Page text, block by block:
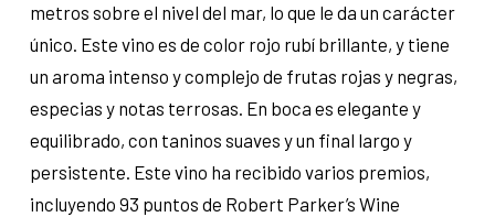
metros sobre el nivel del mar, lo que le da un carácter
único. Este vino es de color rojo rubí brillante, y tiene
un aroma intenso y complejo de frutas rojas y negras,
especias y notas terrosas. En boca es elegante y
equilibrado, con taninos suaves y un final largo y
persistente. Este vino ha recibido varios premios,
incluyendo 93 puntos de Robert Parker’s Wine